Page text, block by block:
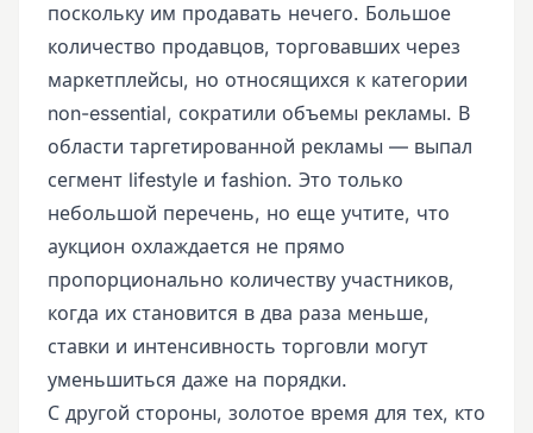
поскольку им продавать нечего. Большое
количество продавцов, торговавших через
маркетплейсы, но относящихся к категории
non-essential, сократили объемы рекламы. В
области таргетированной рекламы — выпал
сегмент lifestyle и fashion. Это только
небольшой перечень, но еще учтите, что
аукцион охлаждается не прямо
пропорционально количеству участников,
когда их становится в два раза меньше,
ставки и интенсивность торговли могут
уменьшиться даже на порядки.
С другой стороны, золотое время для тех, кто